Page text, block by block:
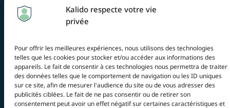
Kalido respecte votre vie
privée
Pour offrir les meilleures expériences, nous utilisons des technologies
telles que les cookies pour stocker et/ou accéder aux informations des
appareils. Le fait de consentir à ces technologies nous permettra de traiter
des données telles que le comportement de navigation ou les ID uniques
sur ce site, afin de mesurer l'audience du site ou de vous adresser des
publicités ciblées. Le fait de ne pas consentir ou de retirer son
consentement peut avoir un effet négatif sur certaines caractéristiques et
Blog
Plan du site
© 2026 Kalido — Tous droits réservés
Mentions légales
Politique de confidentialité